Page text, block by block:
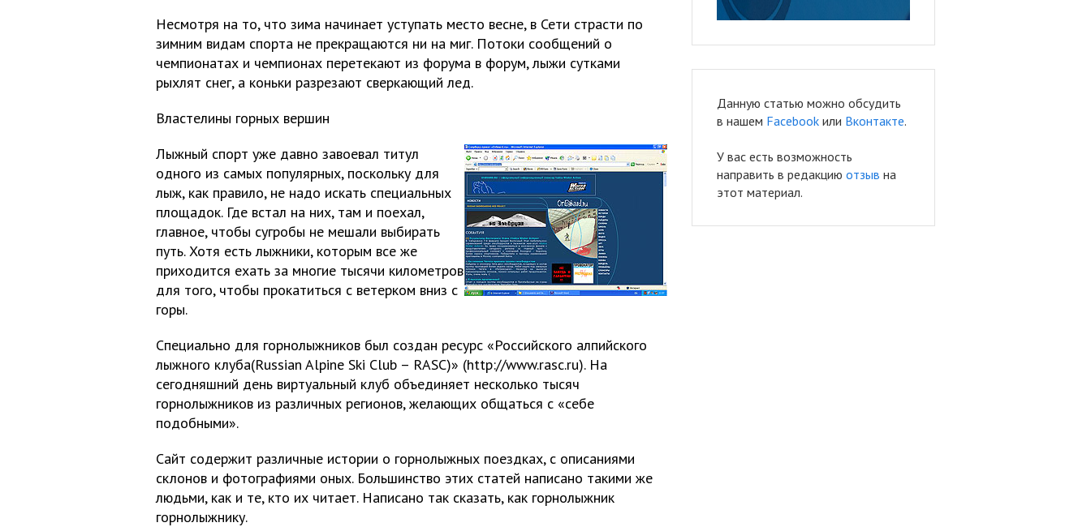
Несмотря на то, что зима начинает уступать место весне, в Сети страсти по
зимним видам спорта не прекращаются ни на миг. Потоки сообщений о
чемпионатах и чемпионах перетекают из форума в форум, лыжи сутками
рыхлят снег, а коньки разрезают сверкающий лед.
Властелины горных вершин
Лыжный спорт уже давно завоевал титул
одного из самых популярных, поскольку для
лыж, как правило, не надо искать специальных
площадок. Где встал на них, там и поехал,
главное, чтобы сугробы не мешали выбирать
путь. Хотя есть лыжники, которым все же
приходится ехать за многие тысячи километров
для того, чтобы прокатиться с ветерком вниз с
горы.
Специально для горнолыжников был создан ресурс «Российского алпийского
лыжного клуба(Russian Alpine Ski Club – RASC)» (http://www.rasc.ru). На
сегодняшний день виртуальный клуб объединяет несколько тысяч
горнолыжников из различных регионов, желающих общаться с «себе
подобными».
Сайт содержит различные истории о горнолыжных поездках, с описаниями
склонов и фотографиями оных. Большинство этих статей написано такими же
людьми, как и те, кто их читает. Написано так сказать, как горнолыжник
горнолыжнику.
Данную статью можно обсудить
в нашем Facebook или Вконтакте.
У вас есть возможность
направить в редакцию отзыв на
этот материал.